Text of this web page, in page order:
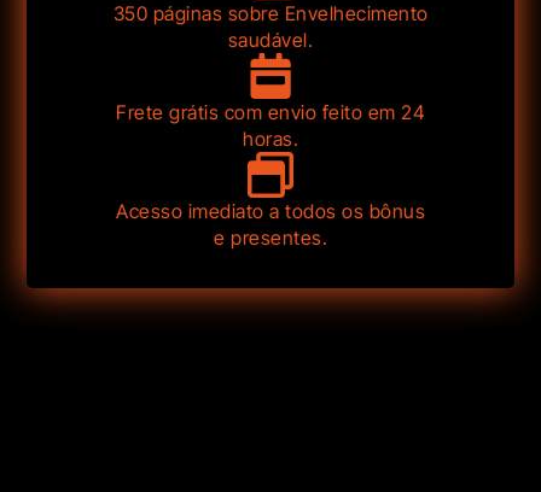
350 páginas sobre Envelhecimento
saudável.
Frete grátis com envio feito em 24
horas.
Acesso imediato a todos os bônus
e presentes.